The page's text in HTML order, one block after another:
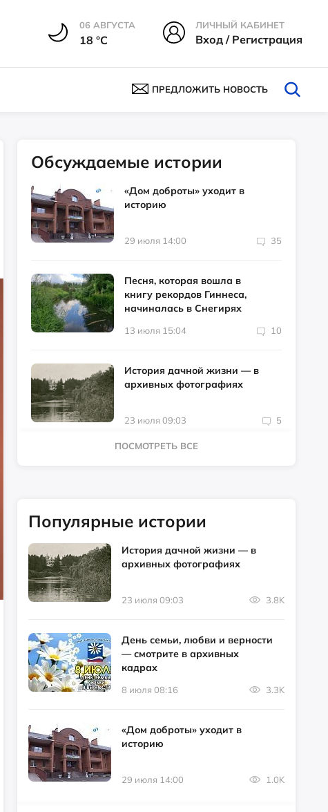
06 АВГУСТА
18 °С
ЛИЧНЫЙ КАБИНЕТ
Вход / Регистрация
ПРЕДЛОЖИТЬ НОВОСТЬ
Обсуждаемые истории
«Дом доброты» уходит в
историю
29 июля 14:00 35
Песня, которая вошла в
книгу рекордов Гиннеса,
начиналась в Снегирях
13 июля 15:04 10
История дачной жизни — в
архивных фотографиях
23 июля 09:03 5
ПОСМОТРЕТЬ ВСЕ
Популярные истории
История дачной жизни — в
архивных фотографиях
23 июля 09:03 3.8K
День семьи, любви и верности
— смотрите в архивных
кадрах
8 июля 08:16 3.3K
«Дом доброты» уходит в
историю
29 июля 14:00 1.0K